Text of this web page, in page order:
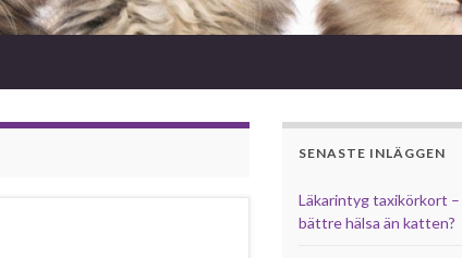
SENASTE INLÄGGEN
Läkarintyg taxikörkort
bättre hälsa än katten?